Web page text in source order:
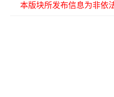
本版块所发布信息为非依